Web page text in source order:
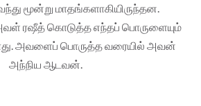
மூன்று மாதங்களாகியிருந்தன.
ரஷீத் கொடுத்த எந்தப் பொருளையும்
அவளைப் பொருத்த வரையில் அவன்
அந்நிய ஆடவன்.